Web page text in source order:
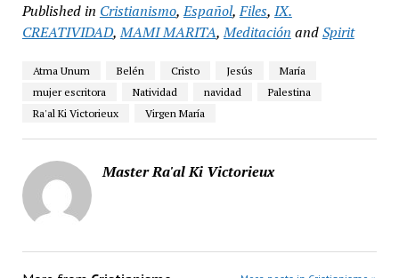
Published in Cristianismo,Español,Files, IX.
CREATIVIDAD,MAMI MARITA,Meditación andSpirit
Atma Unum Belén Cristo Jesús
María
mujer escritora
Natividad navidad
Palestina
Ra'al Ki Victorieux
Virgen María
Master Ra'al Ki Victorieux